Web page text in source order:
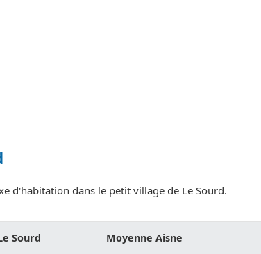
d'habitation dans le petit village de Le Sourd.
Sourd Moyenne Aisne